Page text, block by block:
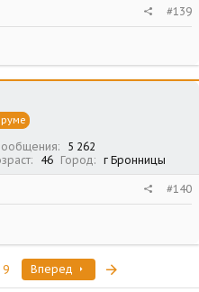
#139
5 262
46 Город г Бронницы
#140
9 Вперед